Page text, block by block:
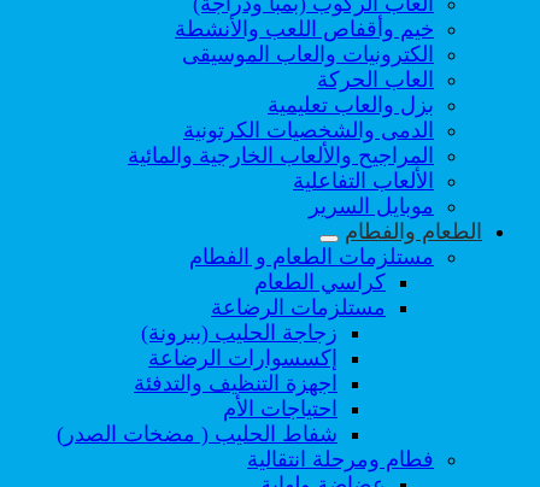
خيم وأقفاص اللعب والأنشطة
الكترونيات والعاب الموسيقى
العاب الحركة
بزل والعاب تعليمية
الدمى والشخصيات الكرتونية
المراجيح والألعاب الخارجية والمائية
الألعاب التفاعلية
موبايل السرير
الطعام والفطام
مستلزمات الطعام و الفطام
كراسي الطعام
مستلزمات الرضاعة
زجاجة الحليب (ببرونة)
إكسسوارات الرضاعة
اجهزة التنظيف والتدفئة
احتياجات الأم
شفاط الحليب ( مضخات الصدر)
فطام ومرحلة انتقالية